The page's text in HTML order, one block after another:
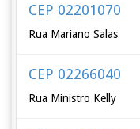
CEP 02201070
Rua Mariano Salas
CEP 02266040
Rua Ministro Kelly